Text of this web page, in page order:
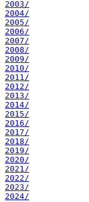
2003/
2004/
2005/
2006/
2007/
2008/
2009/
2010/
2011/
2012/
2013/
2014/
2015/
2016/
2017/
2018/
2019/
2020/
2021/
2022/
2023/
2024/